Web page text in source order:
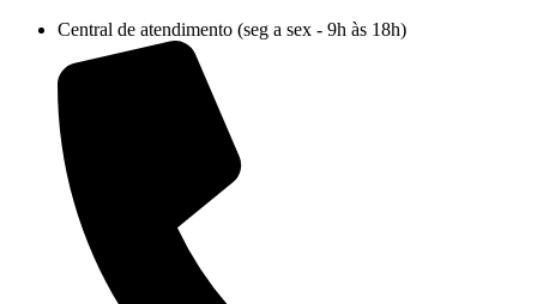
conteúdo
Central de atendimento (seg a sex - 9h às 18h)